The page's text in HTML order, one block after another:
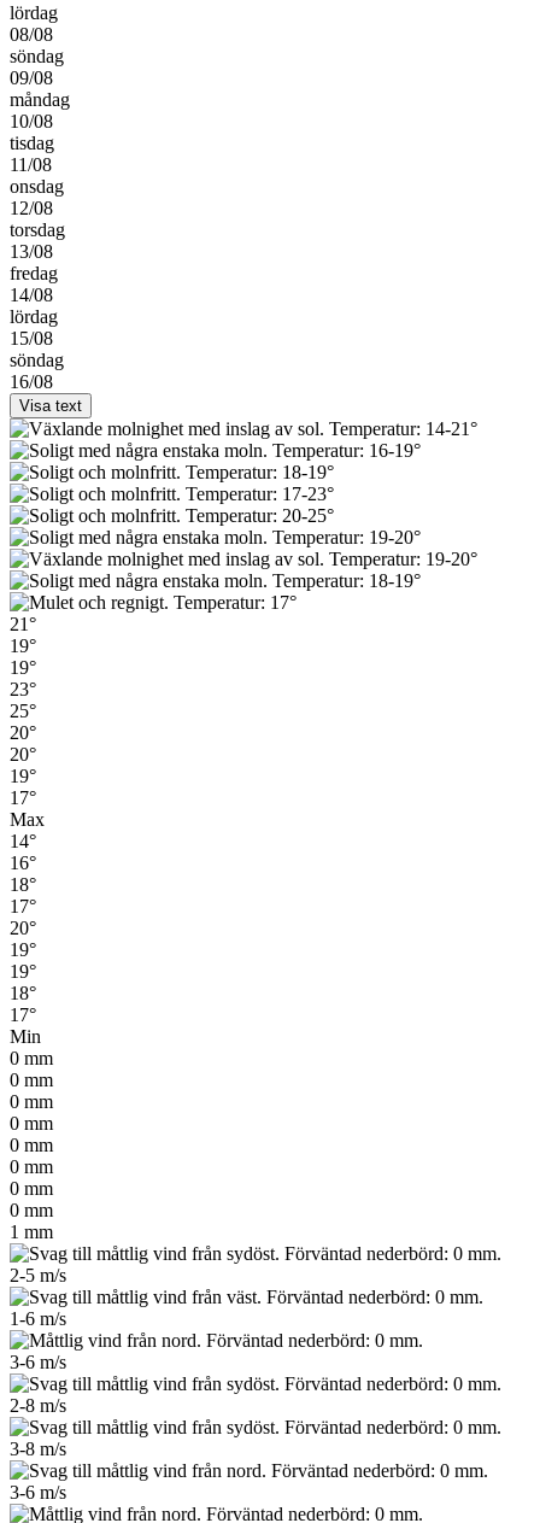
lördag
08/08
söndag
09/08
måndag
10/08
tisdag
11/08
onsdag
12/08
torsdag
13/08
fredag
14/08
lördag
15/08
söndag
16/08
Visa text
21°
19°
19°
23°
25°
20°
20°
19°
17°
Max
14°
16°
18°
17°
20°
19°
19°
18°
17°
Min
0 mm
0 mm
0 mm
0 mm
0 mm
0 mm
0 mm
0 mm
1 mm
2-5 m/s
1-6 m/s
3-6 m/s
2-8 m/s
3-8 m/s
3-6 m/s